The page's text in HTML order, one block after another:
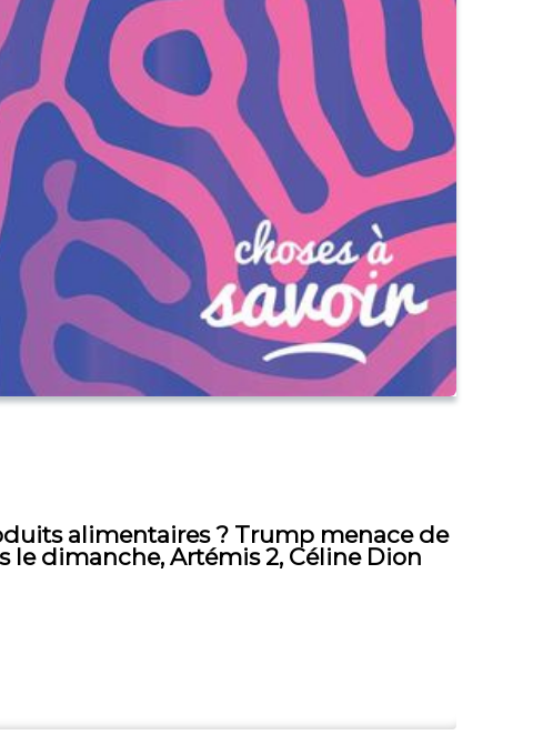
alimentaires ? Trump menace de
le dimanche, Artémis 2, Céline Dion